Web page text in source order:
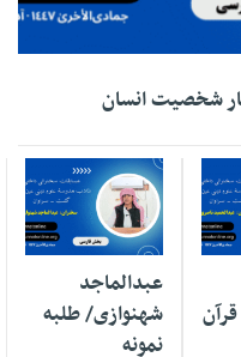
شخصیت انسان
01 دسامبر 2025
عبدالماجد
شهنوازی/ طلبه
نمونه